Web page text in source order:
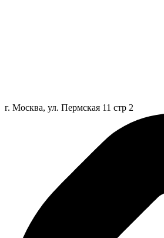
г. Москва, ул. Пермская 11 стр 2